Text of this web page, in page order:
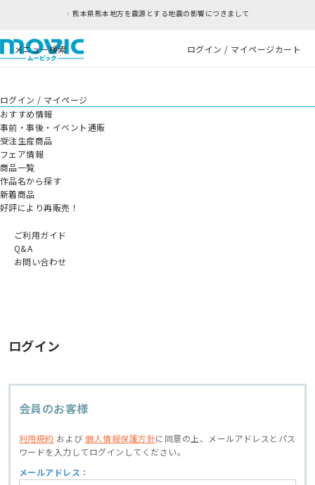
熊本県熊本地方を震源とする地震の影響につきまして
メニュー検索 ログイン / マイページカート
ログイン / マイページ
おすすめ情報
事前・事後・イベント通販
受注生産商品
フェア情報
商品一覧
作品名から探す
新着商品
好評により再販売！
ご利用ガイド
Q&A
お問い合わせ
ログイン
会員のお客様
利用規約 および個人情報保護方針に同意の上、
メールアドレスとパス
ワードを入力してログインしてください。
メールアドレス：